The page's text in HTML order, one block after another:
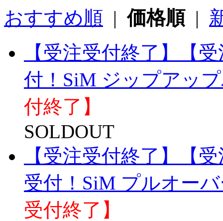
おすすめ順 |価格順|
【受注受付終了】【
付！SiM ジップアッ
付終了】
SOLDOUT
【受注受付終了】【
受付！SiM プルオー
受付終了】